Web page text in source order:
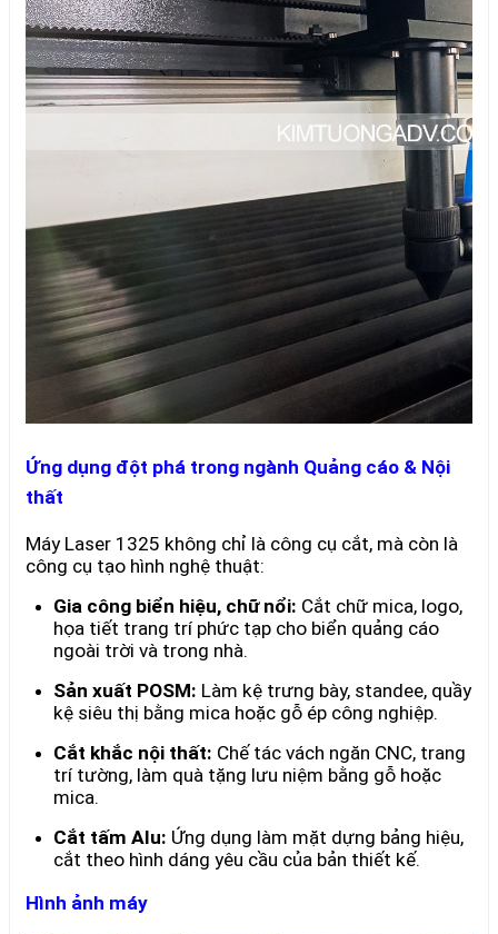
Ứng dụng đột phá trong ngành Quảng cáo & Nội
thất
Máy Laser 1325 không chỉ là công cụ cắt, mà còn là
công cụ tạo hình nghệ thuật:
Gia công biển hiệu, chữ nổi: Cắt chữ mica, logo,
họa tiết trang trí phức tạp cho biển quảng cáo
ngoài trời và trong nhà.
Sản xuất POSM: Làm kệ trưng bày, standee, quầy
kệ siêu thị bằng mica hoặc gỗ ép công nghiệp.
Cắt khắc nội thất: Chế tác vách ngăn CNC, trang
trí tường, làm quà tặng lưu niệm bằng gỗ hoặc
mica.
Cắt tấm Alu: Ứng dụng làm mặt dựng bảng hiệu,
cắt theo hình dáng yêu cầu của bản thiết kế.
Hình ảnh máy